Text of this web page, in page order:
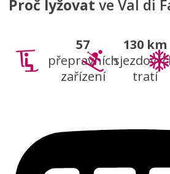
Proč lyžovat ve Val di
57
přepravních
zařízení
130 km
tratí